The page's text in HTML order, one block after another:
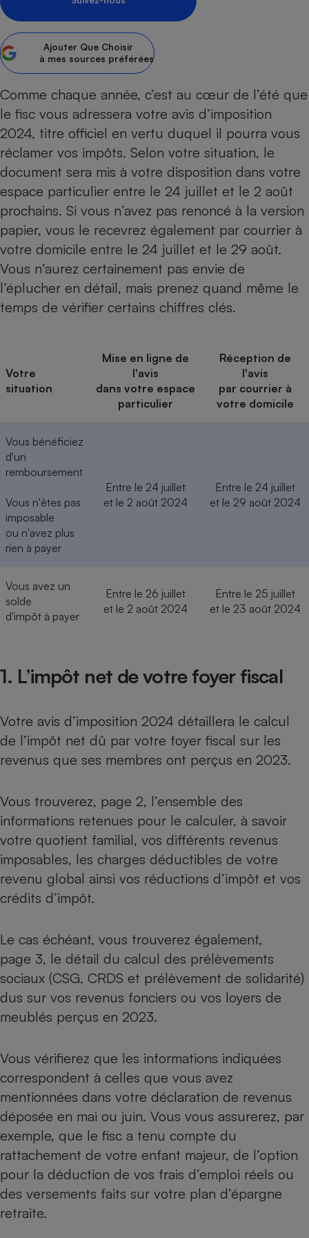
Ajouter Que Choisir
à mes sources préférées
Comme chaque année, c’est au cœur de l’été que
le fisc vous adressera votre avis d’imposition
2024, titre officiel en vertu duquel il pourra vous
réclamer vos impôts. Selon votre situation, le
document sera mis à votre disposition dans votre
espace particulier entre le 24 juillet et le 2 août
prochains. Si vous n’avez pas renoncé à la version
papier, vous le recevrez également par courrier à
votre domicile entre le 24 juillet et le 29 août.
Vous n’aurez certainement pas envie de
l’éplucher en détail, mais prenez quand même le
temps de vérifier certains chiffres clés.
Votre
situation
Mise en ligne de
l'avis
dans votre espace
particulier
Réception de
l'avis
par courrier à
votre domicile
Vous bénéficiez
d'un
remboursement
Vous n'êtes pas
imposable
ou n'avez plus
rien à payer
Entre le 24 juillet
et le 2 août 2024
Entre le 24 juillet
et le 29 août 2024
Vous avez un
solde
d'impôt à payer
Entre le 26 juillet
et le 2 août 2024
Entre le 25 juillet
et le 23 août 2024
1. L’impôt net de votre foyer fiscal
Votre avis d’imposition 2024 détaillera le calcul
de l’impôt net dû par votre foyer fiscal sur les
revenus que ses membres ont perçus en 2023.
Vous trouverez, page 2, l’ensemble des
informations retenues pour le calculer, à savoir
votre quotient familial, vos différents revenus
imposables, les charges déductibles de votre
revenu global ainsi vos réductions d’impôt et vos
crédits d’impôt.
Le cas échéant, vous trouverez également,
page 3, le détail du calcul des prélèvements
sociaux (CSG, CRDS et prélèvement de solidarité)
dus sur vos revenus fonciers ou vos loyers de
meublés perçus en 2023.
Vous vérifierez que les informations indiquées
correspondent à celles que vous avez
mentionnées dans votre déclaration de revenus
déposée en mai ou juin. Vous vous assurerez, par
exemple, que le fisc a tenu compte du
rattachement de votre enfant majeur, de l’option
pour la déduction de vos frais d’emploi réels ou
des versements faits sur votre plan d’épargne
retraite.
bouteille
Banque
Petit électroménager -
induction
Climatiseur -
Ventilateur
Téléviseur
Matelas
Radiateur électrique
Climatiseur -
Antimoustique